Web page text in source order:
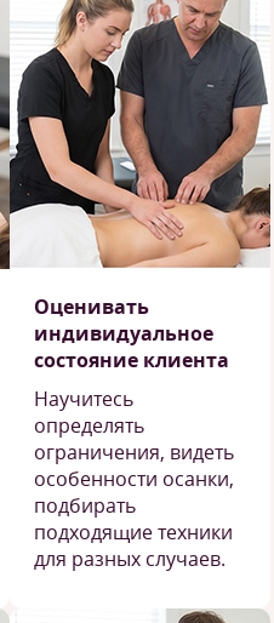
Оценивать
индивидуальное
состояние клиента
Научитесь
определять
ограничения, видеть
особенности осанки,
подбирать
подходящие техники
для разных случаев.